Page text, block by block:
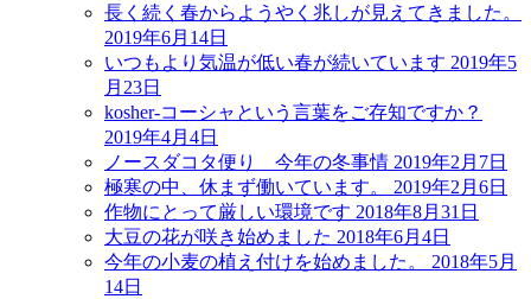
長く続く春からようやく兆しが見えてきました。
2019年6月14日
いつもより気温が低い春が続いています 2019年5
月23日
kosher-コーシャという言葉をご存知ですか？
2019年4月4日
ノースダコタ便り 今年の冬事情 2019年2月7日
極寒の中、休まず働いています。
2019年2月6日
作物にとって厳しい環境です 2018年8月31日
大豆の花が咲き始めました 2018年6月4日
今年の小麦の植え付けを始めました。
2018年5月
14日